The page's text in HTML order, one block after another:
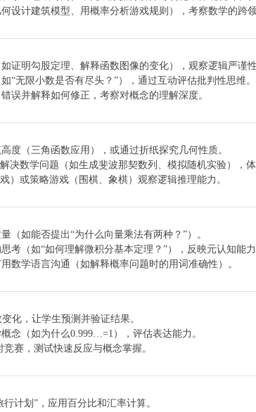
何设计建筑模型、用概率分析游戏规则），考察数学的跨
证明勾股定理、解释函数图像的变化），观察逻辑严谨
“无限小数是否有尽头？”），通过互动评估批判性思维。
误并解释如何修正，考察对概念的理解深度。
度（三角函数应用），或通过折纸探究几何性质。
解决数学问题（如生成斐波那契数列、模拟随机实验），
）或策略游戏（围棋、象棋）观察逻辑推理能力。
（如能否提出“为什么向量乘法有两种？”）。
考（如“如何理解微积分基本定理？”），反映元认知能
数学语言沟通（如解释概率问题时的用词准确性）。
变化，让学生预测并验证结果。
念（如为什么0.999…=1），评估表达能力。
竞赛，测试快速反应与概念掌握。
行计划”，应用百分比和汇率计算。